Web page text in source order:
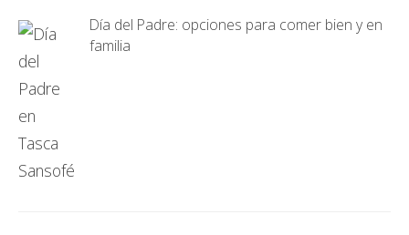
Día del Padre: opciones para comer bien y en
familia